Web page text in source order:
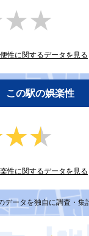
性に関するデータを見る
この駅の娯楽性
性に関するデータを見る
ータを独自に調査・集